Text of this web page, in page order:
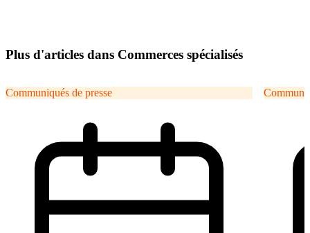
Plus d'articles dans Commerces spécialisés
Communiqués de presse